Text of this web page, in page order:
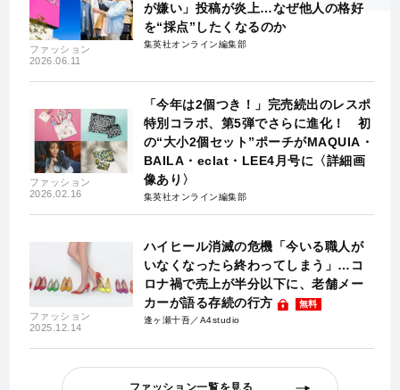
ファッション
2026.06.11
が嫌い」投稿が炎上…なぜ他人の格好
を“採点”したくなるのか
集英社オンライン編集部
ファッション
2026.02.16
「今年は2個つき！」完売続出のレスポ
特別コラボ、第5弾でさらに進化！ 初
の“大小2個セット”ポーチがMAQUIA・
BAILA・eclat・LEE4月号に〈詳細画
像あり〉
集英社オンライン編集部
ファッション
2025.12.14
ハイヒール消滅の危機「今いる職人が
いなくなったら終わってしまう」…コ
ロナ禍で売上が半分以下に、老舗メー
カーが語る存続の行方
無料
逢ヶ瀬十吾／A4studio